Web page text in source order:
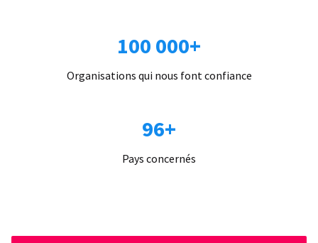
100 000+
Organisations qui nous font confiance
96+
Pays concernés